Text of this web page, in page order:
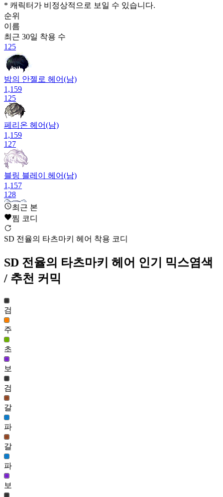
* 캐릭터가 비정상적으로 보일 수 있습니다.
순위
이름
최근 30일 착용 수
125
밤의 안젤로 헤어(남)
1,159
125
페리온 헤어(남)
1,159
127
블링 블레이 헤어(남)
1,157
128
원더 바니(여)
1,114
민트 헤어(남)
1,107
시간의나라 흰토끼 헤어(남)
1,087
131
SD 전율의 타츠마키 헤어
1,086
132
히트맨 헤어(남)
1,079
133
나비야 헤어(여)
1,072
134
기사단장 이리나 헤어(여)
1,070
135
최근 본
찜 코디
SD 전율의 타츠마키 헤어 착용 코디
SD 전율의 타츠마키 헤어 인기 믹스염색
/ 추천 커믹
검
주
초
보
검
갈
파
갈
파
보